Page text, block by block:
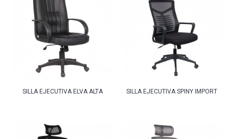
SILLA EJECUTIVA ELVA ALTA SILLA EJECUTIVA SPINY IMPORT